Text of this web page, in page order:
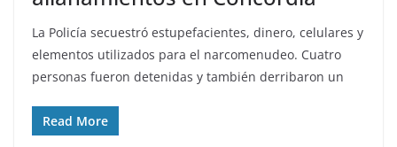
La Policía secuestró estupefacientes, dinero, celulares y
elementos utilizados para el narcomenudeo. Cuatro
personas fueron detenidas y también derribaron un
Read More